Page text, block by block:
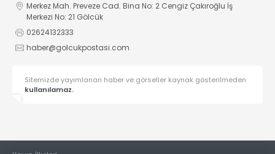
Merkez Mah. Preveze Cad. Bina No: 2 Cengiz Çakıroğlu İş
Merkezi No: 21 Gölcük
02624132333
haber@golcukpostasi.com
Sitemizde yayımlanan haber ve görseller kaynak gösterilmeden
kullanılamaz.